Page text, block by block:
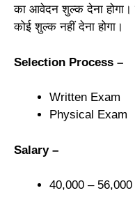
का आवेदन शुल्क देना होगा।
कोई शुल्क नहीं देना होगा।
Selection Process –
Written Exam
Physical Exam
Salary –
40,000 – 56,000